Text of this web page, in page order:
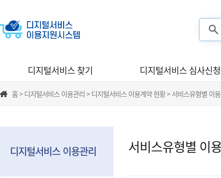
디지털서비스 찾기 디지털서비스 심사신청
홈 > 디지털서비스 이용관리 > 디지털서비스 이용계약 현황 > 서비스유형별 이
디지털서비스 이용관리 서비스유형별 이